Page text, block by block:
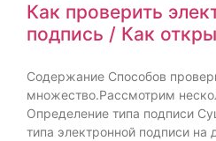
Как проверить
подпись / Как
Содержание Способов
множество.Рассмотрим
Определение типа подписи
типа электронной подписи на